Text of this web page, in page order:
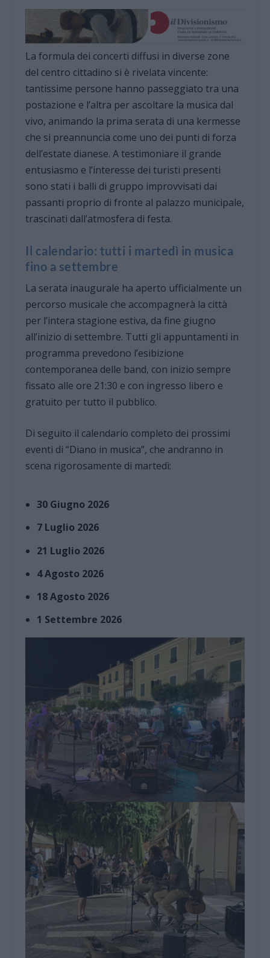
La formula dei concerti diffusi in diverse zone
del centro cittadino si è rivelata vincente:
tantissime persone hanno passeggiato tra una
postazione e l’altra per ascoltare la musica dal
vivo, animando la prima serata di una kermesse
che si preannuncia come uno dei punti di forza
dell’estate dianese. A testimoniare il grande
entusiasmo e l’interesse dei turisti presenti
sono stati i balli di gruppo improvvisati dai
passanti proprio di fronte al palazzo municipale,
trascinati dall’atmosfera di festa.
Il calendario: tutti i martedì in musica
fino a settembre
La serata inaugurale ha aperto ufficialmente un
percorso musicale che accompagnerà la città
per l’intera stagione estiva, da fine giugno
all’inizio di settembre. Tutti gli appuntamenti in
programma prevedono l’esibizione
contemporanea delle band, con inizio sempre
fissato alle ore 21:30 e con ingresso libero e
gratuito per tutto il pubblico.
Di seguito il calendario completo dei prossimi
eventi di “Diano in musica”, che andranno in
scena rigorosamente di martedì:
30 Giugno 2026
7 Luglio 2026
21 Luglio 2026
4 Agosto 2026
18 Agosto 2026
1 Settembre 2026